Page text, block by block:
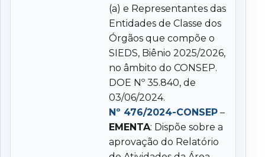
(a) e Representantes das
Entidades de Classe dos
Órgãos que compõe o
SIEDS, Biênio 2025/2026,
no âmbito do CONSEP.
DOE Nº 35.840, de
03/06/2024.
Nº 476/2024-CONSEP –
EMENTA: Dispõe sobre a
aprovação do Relatório